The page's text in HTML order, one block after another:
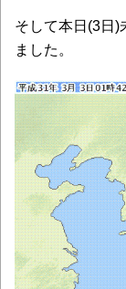
そして本日(3日)
ました。